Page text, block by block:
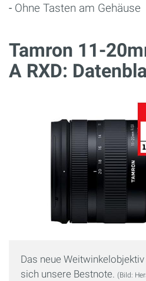
- Ohne Tasten am Gehäuse
Tamron 11-
A RXD:
Das neue
sich unsere Bestnote. (Bild: